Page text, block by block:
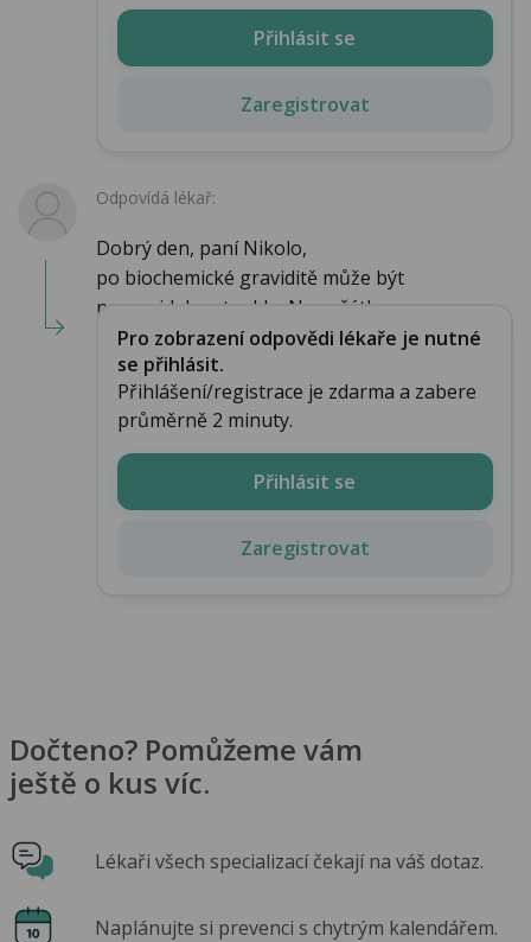
Přihlásit se
Zaregistrovat
Odpovídá lékař:
Dobrý den, paní Nikolo,
po biochemické graviditě může být
nepravidelnost cyklu. Na začátku...
Pro zobrazení odpovědi lékaře je nutné
se přihlásit.
Přihlášení/registrace je zdarma a zabere
průměrně 2 minuty.
Přihlásit se
Zaregistrovat
Dočteno? Pomůžeme vám
ještě o kus víc.
Lékaři všech specializací čekají na váš dotaz.
Naplánujte si prevenci s chytrým kalendářem.